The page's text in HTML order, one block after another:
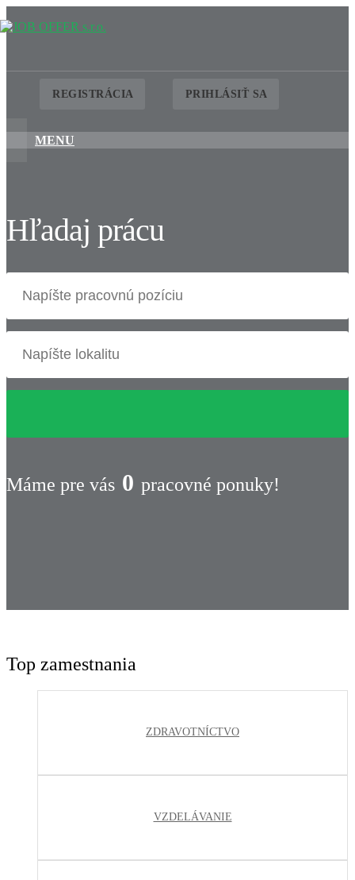
REGISTRÁCIA PRIHLÁSIŤ SA
MENU
Hľadaj prácu
Máme pre vás 0 pracovné ponuky!
Top zamestnania
ZDRAVOTNÍCTVO
VZDELÁVANIE